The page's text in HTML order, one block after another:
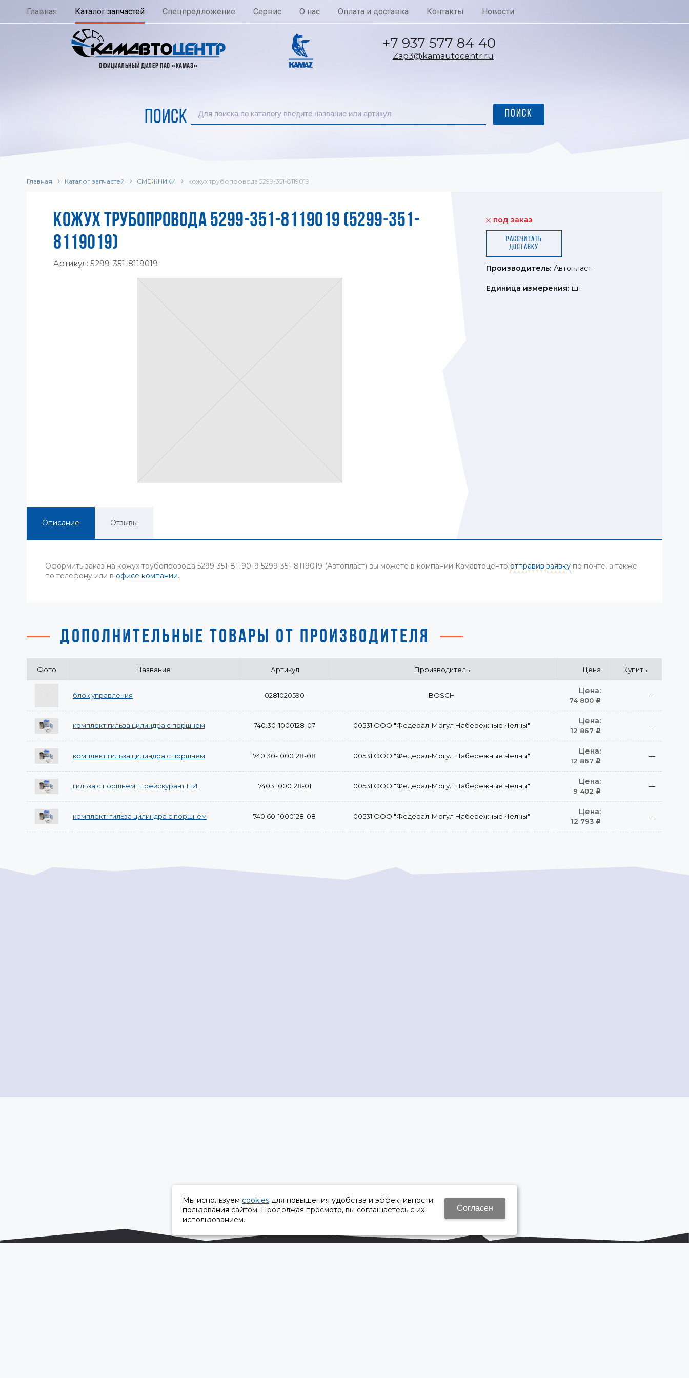
Главная Каталог запчастей Спецпредложение Сервис О нас Оплата и доставка Контакты Новости
ОФИЦИАЛЬНЫЙ ДИЛЕР ПАО «КАМАЗ»
Zap3@kamautocentr.ru
+7 937 577 84 40
ПОИСК
Главная Каталог запчастей СМЕЖНИКИ кожух трубопровода 5299-351-8119019
КОЖУХ ТРУБОПРОВОДА 5299-351-8119019 (5299-351-
8119019)
Артикул: 5299-351-8119019
под заказ
Рассчитать
доставку
Производитель: Автопласт
Единица измерения: шт
Описание Отзывы
Оформить заказ на кожух трубопровода 5299-351-8119019 5299-351-8119019 (Автопласт) вы можете в компании Камавтоцентр отправив заявку по почте, а также
по телефону или в офисе компании.
ДОПОЛНИТЕЛЬНЫЕ ТОВАРЫ ОТ ПРОИЗВОДИТЕЛЯ
Фото Название Артикул Производитель Цена Купить
блок управления 0281020590 BOSCH Цена:
74 800 Р
—
комплект:гильза цилиндра с поршнем 740.30-1000128-07 00531 ООО "Федерал-Могул Набережные Челны" Цена:
12 867 Р
—
комплект:гильза цилиндра с поршнем 740.30-1000128-08 00531 ООО "Федерал-Могул Набережные Челны" Цена:
12 867 Р
—
гильза с поршнем; Прейскурант ПИ 7403.1000128-01 00531 ООО "Федерал-Могул Набережные Челны" Цена:
9 402 Р
—
комплект: гильза цилиндра с поршнем 740.60-1000128-08 00531 ООО "Федерал-Могул Набережные Челны" Цена:
12 793 Р
—
Мы используем cookies для повышения удобства и эффективности
пользования сайтом. Продолжая просмотр, вы соглашаетесь с их
использованием.
Согласен